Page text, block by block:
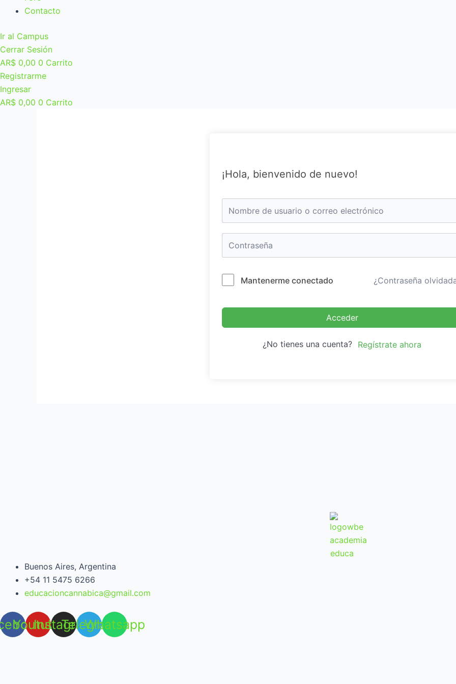
Contacto
Ir al Campus
Cerrar Sesión
AR$ 0,00 0 Carrito
Registrarme
Ingresar
AR$ 0,00 0 Carrito
¡Hola, bienvenido de nuevo!
Mantenerme conectado ¿Contraseña
Acceder
¿No tienes una cuenta? Regístrate ahora
Buenos Aires, Argentina
+54 11 5475 6266
educacioncannabica@gmail.com
Youtube
Instagram
Telegram
Whatsapp